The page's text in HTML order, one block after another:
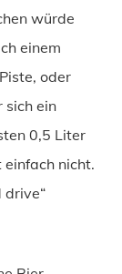
würde
einem
oder
sich ein
0,5 Liter
einfach nicht.
drive“